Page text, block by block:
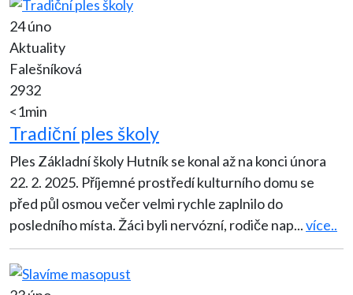
24 úno
Aktuality
Falešníková
2932
<1min
Tradiční ples školy
Ples Základní školy Hutník se konal až na konci února
22. 2. 2025. Příjemné prostředí kulturního domu se
před půl osmou večer velmi rychle zaplnilo do
posledního místa. Žáci byli nervózní, rodiče nap...více..